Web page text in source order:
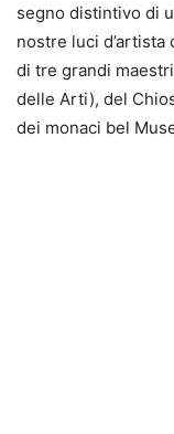
segno distintivo di
nostre luci d’artista
di tre grandi
delle Arti), del
dei monaci bel